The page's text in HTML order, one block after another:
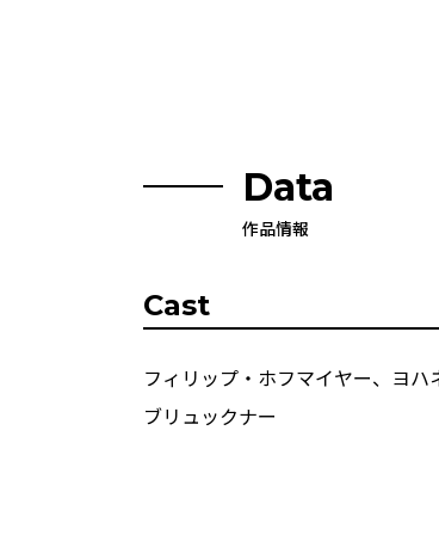
Data
作品情報
Cast
フィリップ・ホフマイヤー、ヨハ
ブリュックナー